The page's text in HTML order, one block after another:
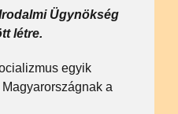
Ügynökség
létre.
egyik
a